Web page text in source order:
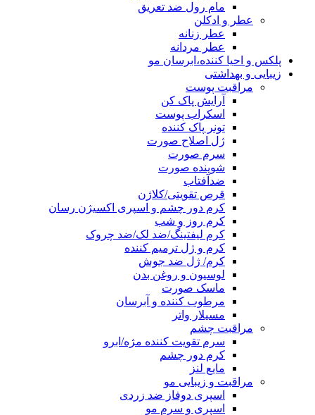
مام رول ضد تعریق
عطر و ادکلن
عطر زنانه
عطر مردانه
پلکس و احیا کننده،ابرسان مو
زیبایی و بهداشتی
مراقبت پوست
آرایش پاک کن
اسکراب پوست
تونر پاک کننده
ژل اصلاح صورت
سرم صورت
شوینده صورت
ضدآفتاب
قرص تقویتی/کلاژن
کرم دور چشم و اسپری اکسیژن رسان
کرم روز و شب
کرم لیفتینگ/ضد لک/ضد چروک
کرم و ژل ترمیم کننده
کرم/ ژل ضد جوش
لوسیون و روغن بدن
ماسک صورت
مرطوب کننده و آبرسان
مسیلار واتر
مراقبت چشم
سرم تقویت کننده مژه/ابرو
کرم دور چشم
مایع لنز
مراقبت و زیبایی مو
اسپری دوفاز ضد زردی
اسپری و سرم مو